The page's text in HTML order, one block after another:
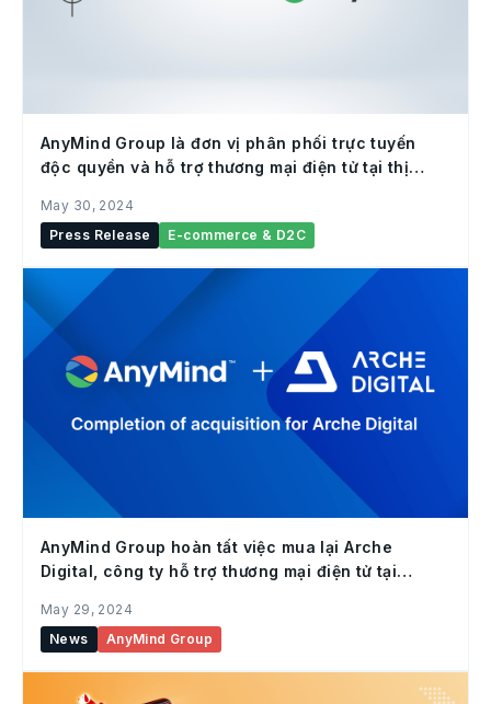
AnyMind Group là đơn vị phân phối trực tuyến
độc quyền và hỗ trợ thương mại điện tử tại thị
Hàn Quốc
May 30, 2024
Press Release
E-commerce & D2C
AnyMind Group hoàn tất việc mua lại Arche
Digital, công ty hỗ trợ thương mại điện tử tại
May 29, 2024
News
AnyMind Group